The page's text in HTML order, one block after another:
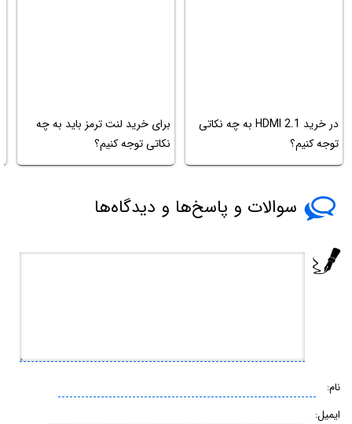
در خرید HDMI 2.1 به چه نکاتی
توجه کنیم؟
برای خرید لنت ترمز باید به چه
نکاتی توجه کنیم؟
سوالات و پاسخ‌ها و دیدگاه‌ها
نام:
ایمیل: